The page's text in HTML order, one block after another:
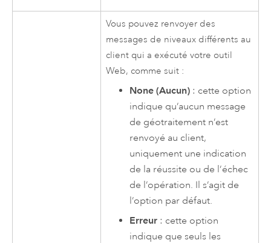
Vous pouvez renvoyer des
messages de niveaux différents au
client qui a exécuté votre outil
Web, comme suit :
None (Aucun) : cette option
indique qu’aucun message
de géotraitement n’est
renvoyé au client,
uniquement une indication
de la réussite ou de l’échec
de l’opération. Il s’agit de
l’option par défaut.
Erreur : cette option
indique que seuls les